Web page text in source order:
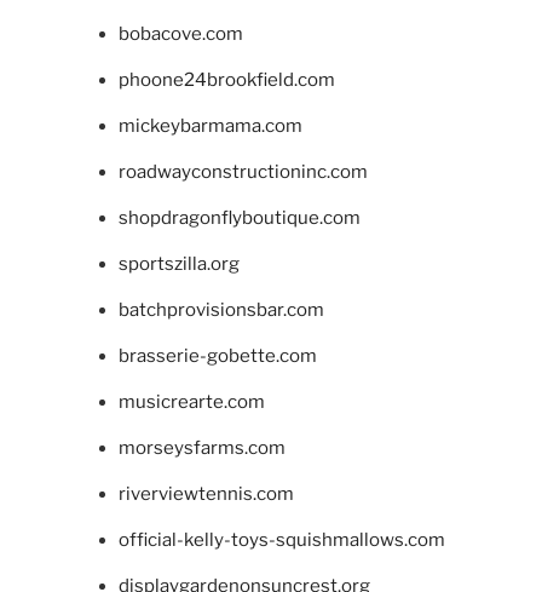
bobacove.com
phoone24brookfield.com
mickeybarmama.com
roadwayconstructioninc.com
shopdragonflyboutique.com
sportszilla.org
batchprovisionsbar.com
brasserie-gobette.com
musicrearte.com
morseysfarms.com
riverviewtennis.com
official-kelly-toys-squishmallows.com
displaygardenonsuncrest.org